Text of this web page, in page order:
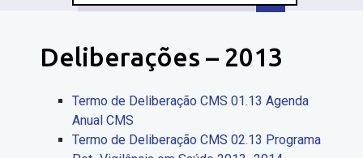
Deliberações – 2013
Termo de Deliberação CMS 01.13 Agenda
Anual CMS
Termo de Deliberação CMS 02.13 Programa